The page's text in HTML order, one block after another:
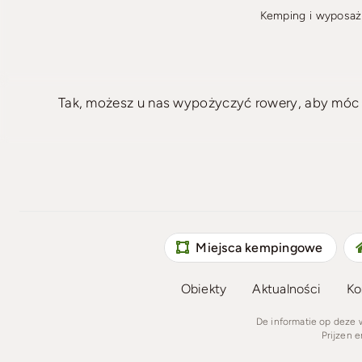
Kemping i
Tak, możesz u nas wypożyczyć rowery, aby
Miejsca kempingowe
Obiekty Aktualności
De informatie op deze
Prijzen